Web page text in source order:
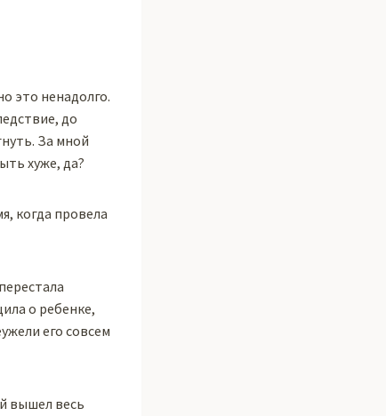
это ненадолго.
до
За мной
хуже, да?
когда провела
о ребенке,
его совсем
вышел весь